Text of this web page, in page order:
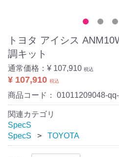
トヨタ アイシス
調キット
通常価格： ¥ 107,910 税込
¥ 107,910 税込
商品コード： 01011209048-
関連カテゴリ
SpecS
SpecS
TOYOTA